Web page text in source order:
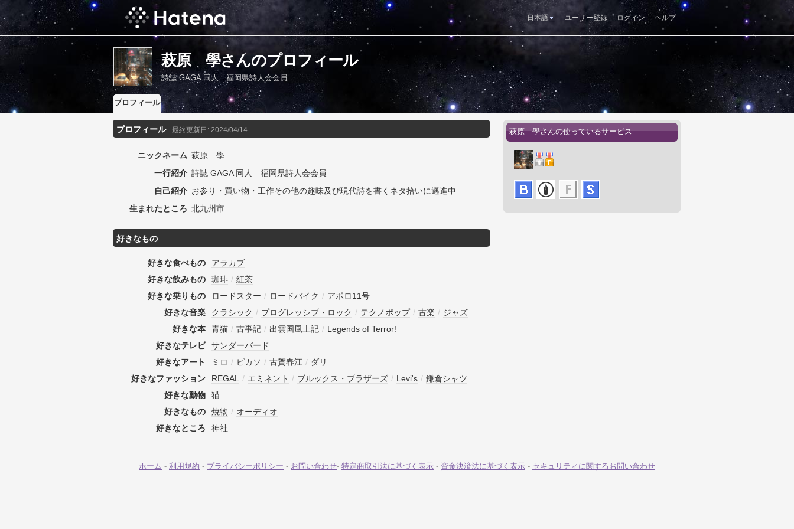
日本語 ユーザー登録 ログイン ヘルプ
萩原 學さんのプロフィール
詩誌 GAGA 同人 福岡県詩人会会員
プロフィール
プロフィール 最終更新日: 2024/04/14
ニックネーム 萩原 學
一行紹介 詩誌 GAGA 同人 福岡県詩人会会員
自己紹介 お参り・買い物・工作その他の趣味及び現代詩を書くネタ拾いに邁進中
生まれたところ 北九州市
好きなもの
好きな食べもの
アラカブ
好きな飲みもの
珈琲 / 紅茶
好きな乗りもの
ロードスター / ロードバイク / アポロ11号
好きな音楽
クラシック / プログレッシブ・ロック / テクノポップ / 古楽 / ジャズ
好きな本
青猫 / 古事記 / 出雲国風土記 / Legends of Terror!
好きなテレビ
サンダーバード
好きなアート
ミロ / ピカソ / 古賀春江 / ダリ
好きなファッション
REGAL / エミネント / ブルックス・ブラザーズ / Levi's / 鎌倉シャツ
好きな動物
猫
好きなもの
焼物 / オーディオ
好きなところ
神社
萩原 學さんの使っているサービス
ホーム - 利用規約 - プライバシーポリシー - お問い合わせ- 特定商取引法に基づく表示 - 資金決済法に基づく表示 - セキュリティに関するお問い合わせ